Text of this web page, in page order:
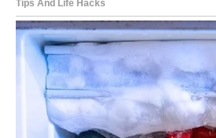
odluka
Devica je dugo bila u periodu
sumnji, ali i ogromnog napora. Ili
bila ta koja rešava sve što drugi ne
joj donosi preokret kakav retko